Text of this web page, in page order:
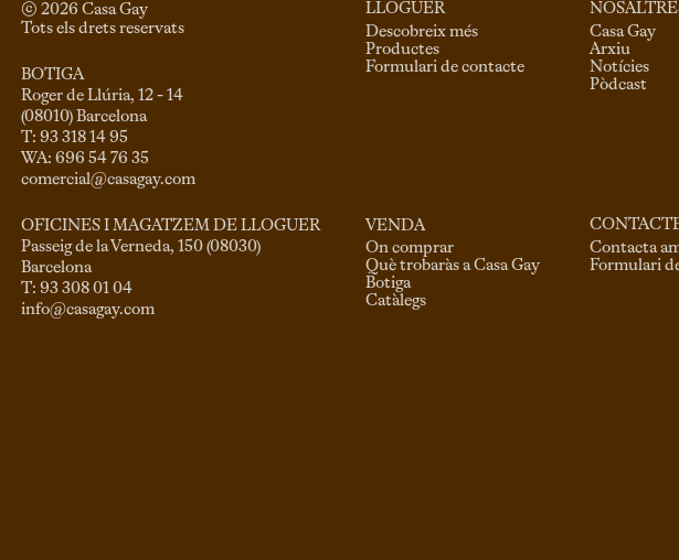
© 2026 Casa Gay
Tots els drets reservats
BOTIGA
Roger de Llúria, 12 - 14
(08010) Barcelona
T: 93 318 14 95
comercial@casagay.com
OFICINES I MAGATZEM DE LLOGUER
Passeig de la Verneda, 150 (08030)
Barcelona
T: 93 308 01 04
info@casagay.com
LLOGUER
Descobreix més
Productes
Formulari de contacte
VENDA
On comprar
Què trobaràs a Casa Gay
Botiga
Catàlegs
Casa Gay
Arxiu
Notícies
Pòdcast
Contacta
Formulari